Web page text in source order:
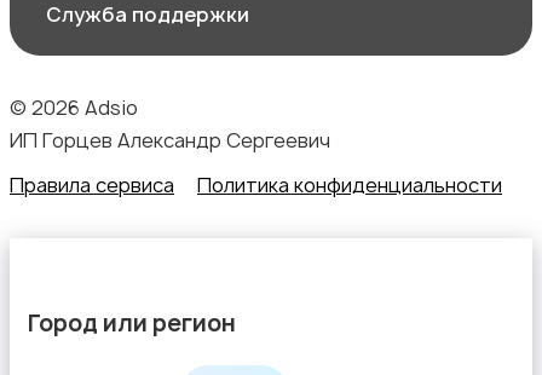
Служба поддержки
© 2026 Adsio
ИП Горцев Александр Сергеевич
Правила сервиса
Политика конфиденциальности
Город или регион